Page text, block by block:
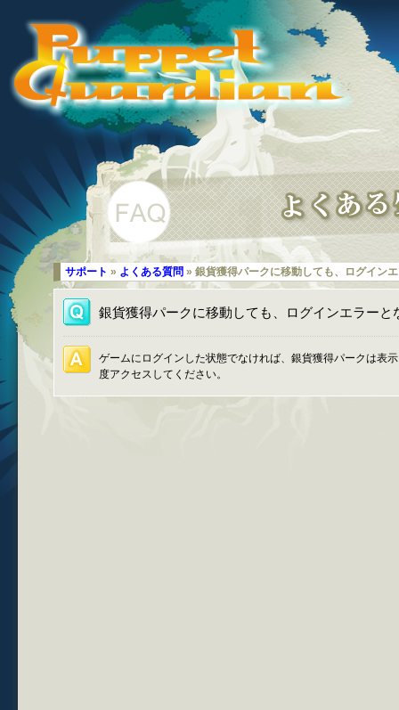
サポート » よくある質問 » 銀貨獲得パークに移動しても、ログイン
銀貨獲得パークに移動しても、ログインエラーと
ゲームにログインした状態でなければ、銀貨獲得パークは表
度アクセスしてください。